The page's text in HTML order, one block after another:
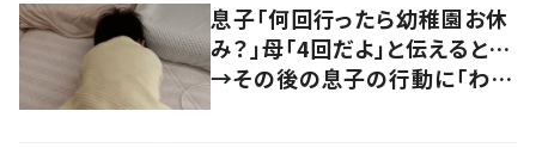
息子「何回行ったら幼稚園お休
み？」母「4回だよ」と伝えると…
→その後の息子の行動に「わか